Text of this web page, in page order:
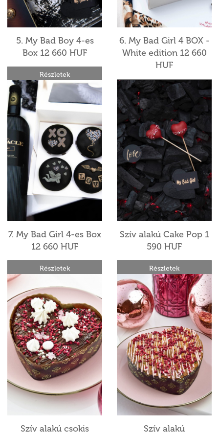
5. My Bad Boy 4-es
Box 12 660 HUF
Részletek
6. My Bad Girl 4 BOX -
White edition 12 660
HUF
Részletek
7. My Bad Girl 4-es Box
12 660 HUF
Részletek
Szív alakú Cake Pop 1
590 HUF
Részletek
Szív alakú csokis
Szív alakú